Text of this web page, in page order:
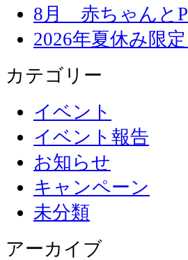
8月 赤ちゃんと
2026年夏休み限
カテゴリー
イベント
イベント報告
お知らせ
キャンペーン
未分類
アーカイブ